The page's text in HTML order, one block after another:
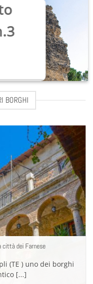
BORGHI
città dei Farnese
(TE ) uno dei borghi
[...]